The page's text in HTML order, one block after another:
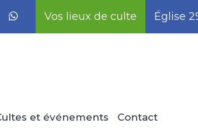
Vos lieux de culte Église
et événements Contact